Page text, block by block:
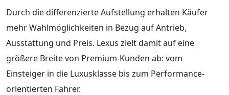
Durch die differenzierte Aufstellung erhalten Käufer
mehr Wahlmöglichkeiten in Bezug auf Antrieb,
Ausstattung und Preis. Lexus zielt damit auf eine
größere Breite von Premium-Kunden ab: vom
Einsteiger in die Luxusklasse bis zum Performance-
orientierten Fahrer.